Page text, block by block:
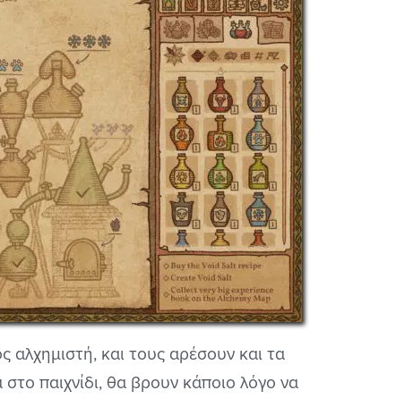
αλχημιστή, και τους αρέσουν και τα
παιχνίδι, θα βρουν κάποιο λόγο να